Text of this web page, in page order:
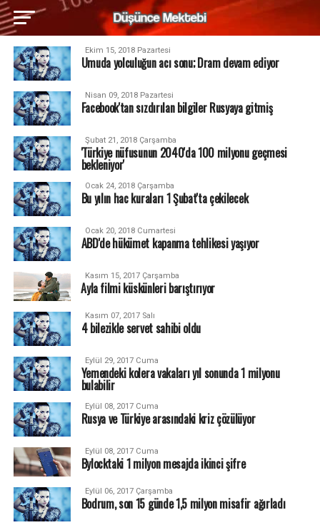
Ekim 15, 2018 Pazartesi
Umuda yolculuğun acı sonu; Dram devam ediyor
Nisan 09, 2018 Pazartesi
Facebook'tan sızdırılan bilgiler Rusyaya gitmiş
Şubat 21, 2018 Çarşamba
'Türkiye nüfusunun 2040'da 100 milyonu geçmesi
bekleniyor'
Ocak 24, 2018 Çarşamba
Bu yılın hac kuraları 1 Şubat'ta çekilecek
Ocak 20, 2018 Cumartesi
ABD'de hükümet kapanma tehlikesi yaşıyor
Kasım 15, 2017 Çarşamba
Ayla filmi küskünleri barıştırıyor
Kasım 07, 2017 Salı
4 bilezikle servet sahibi oldu
Eylül 29, 2017 Cuma
Yemendeki kolera vakaları yıl sonunda 1 milyonu
bulabilir
Eylül 08, 2017 Cuma
Rusya ve Türkiye arasındaki kriz çözülüyor
Eylül 08, 2017 Cuma
Bylocktaki 1 milyon mesajda ikinci şifre
Eylül 06, 2017 Çarşamba
Bodrum, son 15 günde 1,5 milyon misafir ağırladı